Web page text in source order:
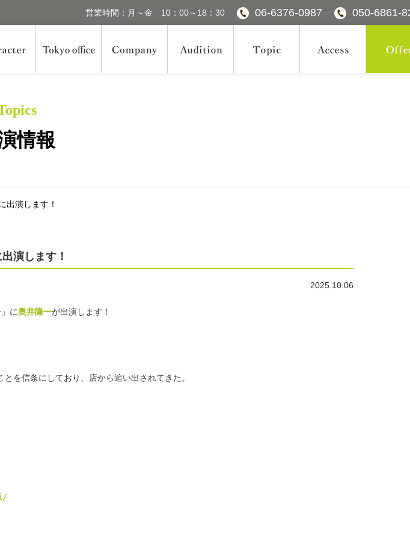
営業時間：月～金 10：00～18：30 06-6376-0987 050-6861-
情報
演します！
演します！
2025.10.06
に奥井隆一が出演します！
を信条にしており、店から追い出されてきた。